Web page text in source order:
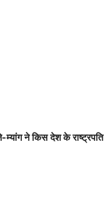
म्यांग ने किस देश के राष्ट्रपति